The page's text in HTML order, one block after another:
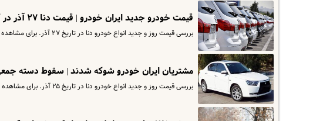
قیمت خودرو جدید ایران خودرو | قیمت دنا ۲۷ آذر در کارخانه و بازار چند؟
بررسی قیمت روز و جدید انواع خودرو دنا در تاریخ ۲۷ آذر. برای مشاهده قیمت کارخانه دنا وارد سایت اقتصادآنلاین شوید.
مشتریان ایران خودرو شوکه شدند | سقوط دسته جمعی قیمت دنا |
بررسی قیمت روز و جدید انواع خودرو دنا در تاریخ ۲۵ آذر. برای مشاهده قیمت کارخانه دنا وارد سایت اقتصادآنلاین شوید.